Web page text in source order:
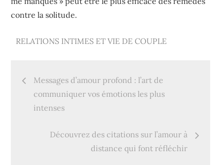
contre la solitude.
RELATIONS INTIMES ET VIE DE COUPLE
Navigation
de
l’article
Messages d’amour profond : l’art de
communiquer vos émotions les plus
intenses
Découvrez des citations sur l’amour à
distance qui font réfléchir